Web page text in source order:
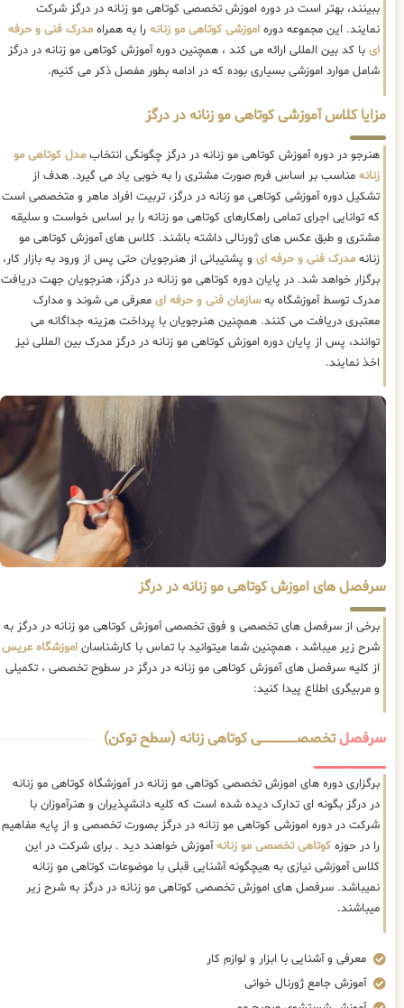
ببینند، بهتر است در دوره اموزش تخصصی کوتاهی مو زنانه در درگز شرکت
نمایند. این مجموعه دورهاموزشی کوتاهی مو زنانهرا به همراهمدرک فنی و حرفه
ایبا کد بین المللی ارائه می کند ، همچنین دوره آموزش کوتاهی مو زنانه در درگز
شامل موارد اموزشی بسیاری بوده که در ادامه بطور مفصل ذکر می کنیم.
مزایا کلاس آموزشی کوتاهی مو زنانه در درگز
هنرجو در دوره آموزش کوتاهی مو زنانه در درگز چگونگی انتخابمدل کوتاهی مو
زنانهمناسب بر اساس فرم صورت مشتری را به خوبی یاد می گیرد. هدف از
تشکیل دوره آموزشی کوتاهی مو زنانه در درگز، تربیت افراد ماهر و متخصصی است
که توانایی اجرای تمامی راهکارهای کوتاهی مو زنانه را بر اساس خواست و سلیقه
مشتری و طبق عکس های ژورنالی داشته باشند. کلاس های آموزش کوتاهی مو
زنانهمدرک فنی و حرفه ایو پشتیبانی از هنرجویان حتی پس از ورود به بازار کار،
برگزار خواهد شد. در پایان دوره کوتاهی مو زنانه در درگز، هنرجویان جهت دریافت
مدرک توسط آموزشگاه بهسازمان فنی و حرفه ایمعرفی می شوند و مدارک
معتبری دریافت می کنند. همچنین هنرجویان با پرداخت هزینه جداگانه می
توانند، پس از پایان دوره اموزش کوتاهی مو زنانه در درگز مدرک بین المللی نیز
اخذ نمایند.
سرفصل های اموزش کوتاهی مو زنانه در درگز
برخی از سرفصل های تخصصی و فوق تخصصی آموزش کوتاهی مو زنانه در درگز به
شرح زیر میباشد ، همچنین شما میتوانید با تماس با کارشناساناموزشگاه عریس
از کلیه سرفصل های آموزش کوتاهی مو زنانه در درگز در سطوح تخصصی ، تکمیلی
و مربیگری اطلاع پیدا کنید:
سرفصلتخصصــــــــــــــــــــی کوتاهی زنانه (سطح توکن)
برگزاری دوره های اموزش تخصصی کوتاهی مو زنانه در آموزشگاه کوتاهی مو زنانه
در درگز بگونه ای تدارک دیده شده است که کلیه دانشپذیران و هنرآموزان با
شرکت در دوره اموزشی کوتاهی مو زنانه در درگز بصورت تخصصی و از پایه مفاهیم
را در حوزهکوتاهی تخصصی مو زنانهآموزش خواهند دید . برای شرکت در این
کلاس آموزشی نیازی به هیچگونه آشنایی قبلی با موضوعات کوتاهی مو زنانه
نمیباشد. سرفصل های اموزش تخصصی کوتاهی مو زنانه در درگز به شرح زیر
میباشند.
معرفی و آشنایی با ابزار و لوازم کار
آموزش جامع ژورنال خوانی